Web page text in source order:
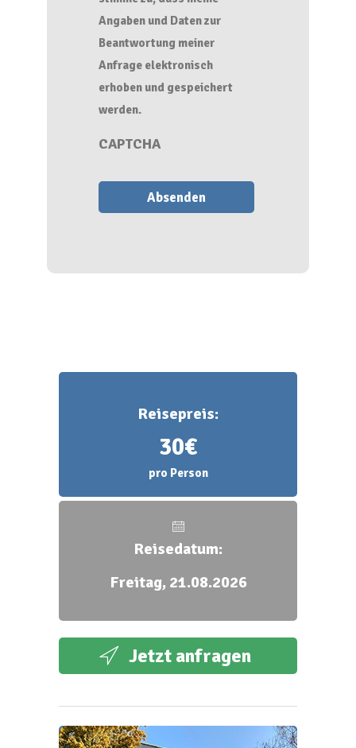
Angaben und Daten zur
Beantwortung meiner
Anfrage elektronisch
erhoben und gespeichert
werden.
CAPTCHA
Reisepreis:
30€
pro Person
Reisedatum:
Freitag, 21.08.2026
Jetzt anfragen